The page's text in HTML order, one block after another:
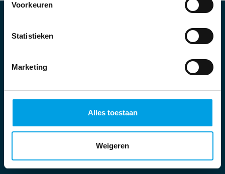
Voorkeuren
Statistieken
Marketing
Alles toestaan
Weigeren
Sectoren